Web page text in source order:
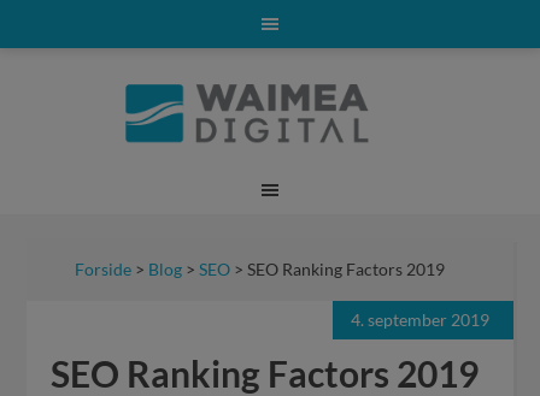
Forside > Blog >SEO > SEO Ranking Factors 2019
4. september 2019
SEO Ranking Factors 2019